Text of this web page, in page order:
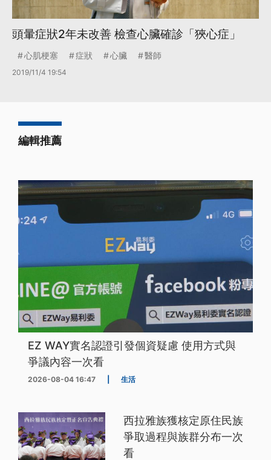
頭暈症狀2年未改善 檢查心臟確診「狹心症」
心肌梗塞 症狀 心臟 醫師
2019/11/4 19:54
編輯推薦
EZ WAY實名認證引發個資疑慮 使用方式與
爭議內容一次看
2026-08-04 16:47 生活
西拉雅族獲核定原住民族
爭取過程與族群分布一次
看